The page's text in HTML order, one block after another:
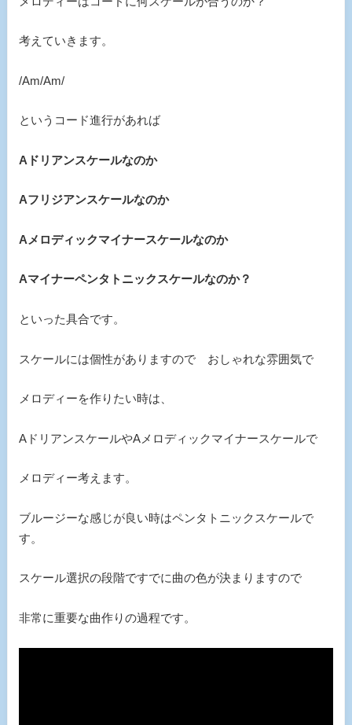
考えていきます。
/Am/Am/
というコード進行があれば
Aドリアンスケールなのか
Aフリジアンスケールなのか
Aメロディックマイナースケールなのか
Aマイナーペンタトニックスケールなのか？
といった具合です。
スケールには個性がありますので おしゃれな雰囲気で
メロディーを作りたい時は、
AドリアンスケールやAメロディックマイナースケールで
メロディー考えます。
ブルージーな感じが良い時はペンタトニックスケールで
す。
スケール選択の段階ですでに曲の色が決まりますので
非常に重要な曲作りの過程です。